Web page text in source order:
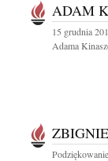
ADAM
15 grudnia
Adama